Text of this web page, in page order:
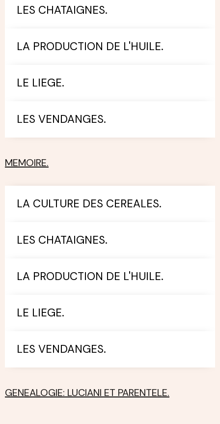
LES CHATAIGNES.
LA PRODUCTION DE L'HUILE.
LE LIEGE.
LES VENDANGES.
MEMOIRE.
LA CULTURE DES CEREALES.
LES CHATAIGNES.
LA PRODUCTION DE L'HUILE.
LE LIEGE.
LES VENDANGES.
GENEALOGIE: LUCIANI ET PARENTELE.